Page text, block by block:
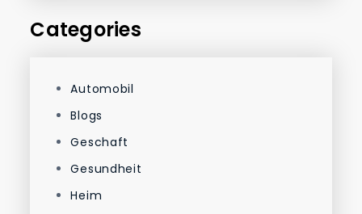
Categories
Automobil
Blogs
Geschaft
Gesundheit
Heim